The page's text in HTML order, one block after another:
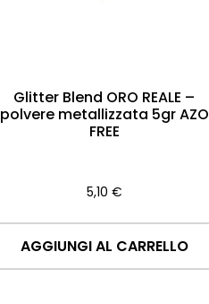
Glitter Blend ORO REALE –
polvere metallizzata 5gr AZO
FREE
5,10 €
AGGIUNGI AL CARRELLO